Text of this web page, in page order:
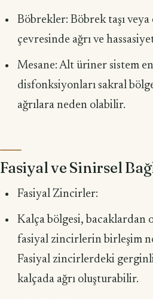
Böbrekler: Böbrek taşı
çevresinde ağrı ve
Mesane: Alt üriner sistem
disfonksiyonları sakral
ağrılara neden olabilir.
Fasiyal ve Sinirsel
Fasiyal Zincirler:
Kalça bölgesi, bacaklardan
fasiyal zincirlerin birleşim
Fasiyal zincirlerdeki
kalçada ağrı oluşturabilir.